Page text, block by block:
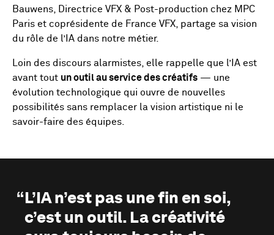
Bauwens, Directrice VFX & Post-production chez MPC
Paris et coprésidente de France VFX, partage sa vision
du rôle de l’IA dans notre métier.
Loin des discours alarmistes, elle rappelle que l’IA est
avant tout un outil au service des créatifs — une
évolution technologique qui ouvre de nouvelles
possibilités sans remplacer la vision artistique ni le
savoir-faire des équipes.
L’IA n’est pas une fin en soi,
c’est un outil. La créativité